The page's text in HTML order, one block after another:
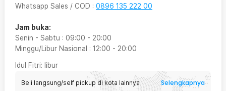
Whatsapp Sales / COD : 0896 135 222 00
Jam buka:
Senin - Sabtu : 09:00 - 20:00
Minggu/Libur Nasional : 12:00 - 20:00
Idul Fitri: libur
Beli langsung/self pickup di kota lainnya Selengkapnya